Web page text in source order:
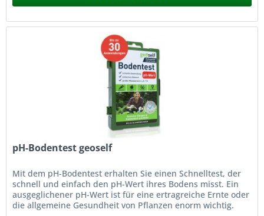
pH-Bodentest geoself
Mit dem pH-Bodentest erhalten Sie einen Schnelltest, der
schnell und einfach den pH-Wert ihres Bodens misst. Ein
ausgeglichener pH-Wert ist für eine ertragreiche Ernte oder
die allgemeine Gesundheit von Pflanzen enorm wichtig.